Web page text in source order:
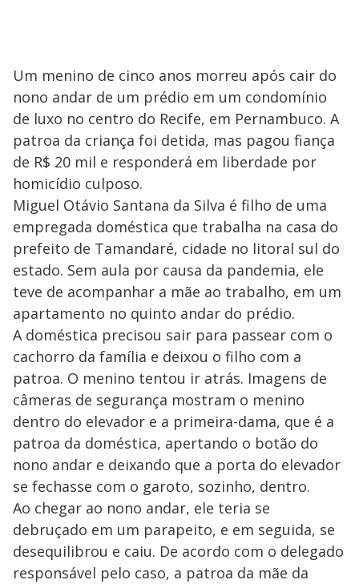
Um menino de cinco anos morreu após cair do
nono andar de um prédio em um condomínio
de luxo no centro do Recife, em Pernambuco. A
patroa da criança foi detida, mas pagou fiança
de R$ 20 mil e responderá em liberdade por
homicídio culposo.
Miguel Otávio Santana da Silva é filho de uma
empregada doméstica que trabalha na casa do
prefeito de Tamandaré, cidade no litoral sul do
estado. Sem aula por causa da pandemia, ele
teve de acompanhar a mãe ao trabalho, em um
apartamento no quinto andar do prédio.
A doméstica precisou sair para passear com o
cachorro da família e deixou o filho com a
patroa. O menino tentou ir atrás. Imagens de
câmeras de segurança mostram o menino
dentro do elevador e a primeira-dama, que é a
patroa da doméstica, apertando o botão do
nono andar e deixando que a porta do elevador
se fechasse com o garoto, sozinho, dentro.
Ao chegar ao nono andar, ele teria se
debruçado em um parapeito, e em seguida, se
desequilibrou e caiu. De acordo com o delegado
responsável pelo caso, a patroa da mãe da